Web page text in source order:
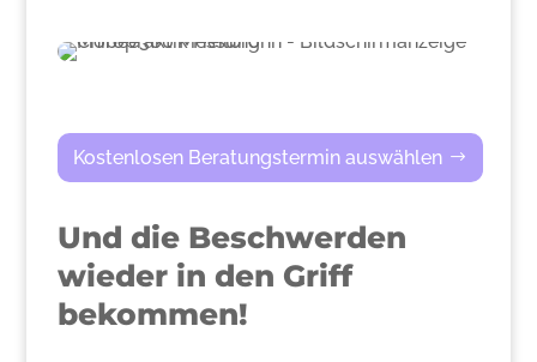
Kostenlosen Beratungstermin auswählen
Und die Beschwerden
wieder in den Griff
bekommen!